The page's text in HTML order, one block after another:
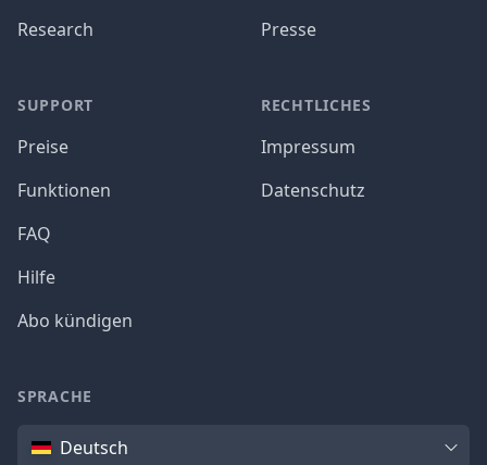
Research
SUPPORT
Preise
Funktionen
FAQ
Hilfe
Abo kündigen
Presse
RECHTLICHES
Impressum
Datenschutz
SPRACHE
SpracheDeutsch